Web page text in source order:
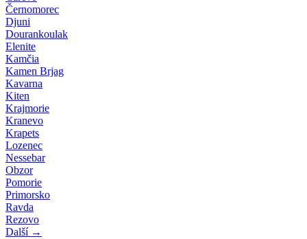
Černomorec
Djuni
Dourankoulak
Elenite
Kamčia
Kamen Brjag
Kavarna
Kiten
Krajmorie
Kranevo
Krapets
Lozenec
Nessebar
Obzor
Pomorie
Primorsko
Ravda
Rezovo
Další →